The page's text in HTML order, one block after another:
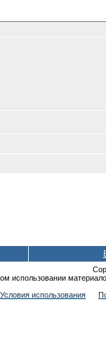
использовании
Условия использования